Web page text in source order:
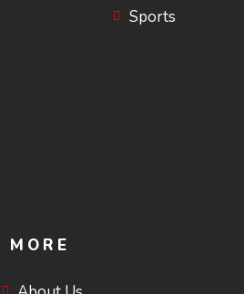
Sports
MORE